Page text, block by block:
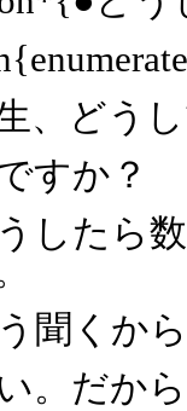
、どう
すか？
したら
聞くか
。だか